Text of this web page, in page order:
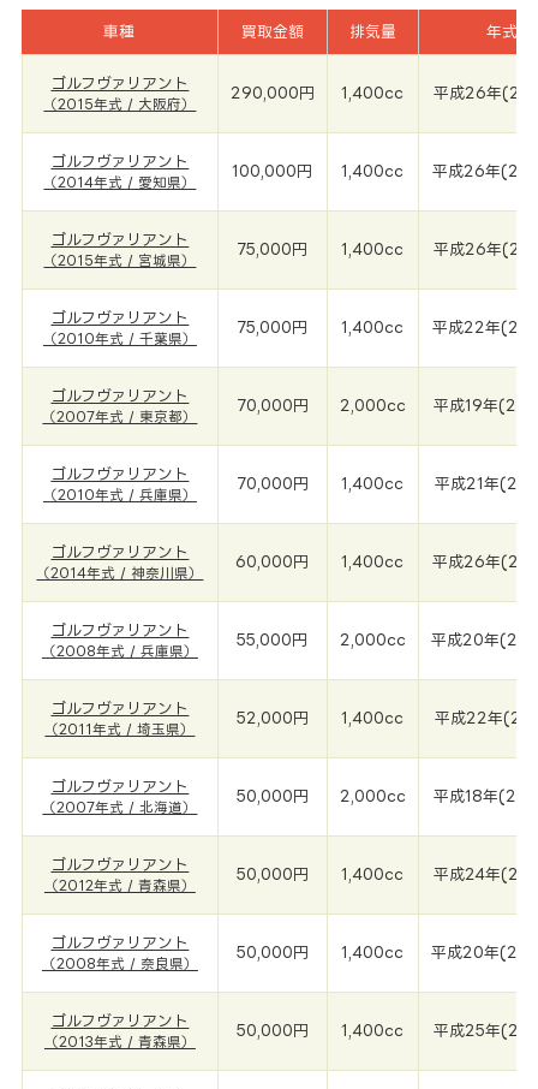
車種 買取金額 排気量 年式
ゴルフヴァリアント
（2015年式 / 大阪府）
290,000円 1,400cc 平成26年
ゴルフヴァリアント
（2014年式 / 愛知県）
100,000円 1,400cc 平成26年
ゴルフヴァリアント
（2015年式 / 宮城県）
75,000円 1,400cc 平成26年
ゴルフヴァリアント
（2010年式 / 千葉県）
75,000円 1,400cc 平成22年
ゴルフヴァリアント
（2007年式 / 東京都）
70,000円 2,000cc 平成19年
ゴルフヴァリアント
（2010年式 / 兵庫県）
70,000円 1,400cc 平成21年
ゴルフヴァリアント
（2014年式 / 神奈川県）
60,000円 1,400cc 平成26年
ゴルフヴァリアント
（2008年式 / 兵庫県）
55,000円 2,000cc 平成20年
ゴルフヴァリアント
（2011年式 / 埼玉県）
52,000円 1,400cc 平成22年
ゴルフヴァリアント
（2007年式 / 北海道）
50,000円 2,000cc 平成18年
ゴルフヴァリアント
（2012年式 / 青森県）
50,000円 1,400cc 平成24年
ゴルフヴァリアント
（2008年式 / 奈良県）
50,000円 1,400cc 平成20年
ゴルフヴァリアント
（2013年式 / 青森県）
50,000円 1,400cc 平成25年